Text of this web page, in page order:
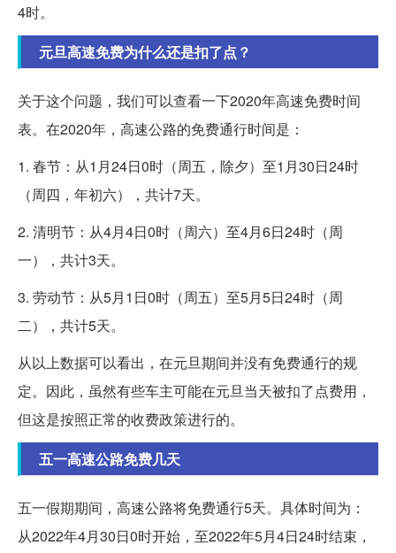
4时。
元旦高速免费为什么还是扣了点？
关于这个问题，我们可以查看一下2020年高速免费时间
表。在2020年，高速公路的免费通行时间是：
1. 春节：从1月24日0时（周五，除夕）至1月30日24时
（周四，年初六），共计7天。
2. 清明节：从4月4日0时（周六）至4月6日24时（周
一），共计3天。
3. 劳动节：从5月1日0时（周五）至5月5日24时（周
二），共计5天。
从以上数据可以看出，在元旦期间并没有免费通行的规
定。因此，虽然有些车主可能在元旦当天被扣了点费用，
但这是按照正常的收费政策进行的。
五一高速公路免费几天
五一假期期间，高速公路将免费通行5天。具体时间为：
从2022年4月30日0时开始，至2022年5月4日24时结束，